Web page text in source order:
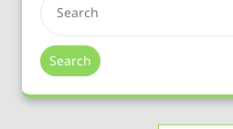
Search